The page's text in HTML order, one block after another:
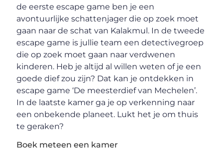
de eerste escape game ben je een
avontuurlijke schattenjager die op zoek moet
gaan naar de schat van Kalakmul. In de tweede
escape game is jullie team een detectivegroep
die op zoek moet gaan naar verdwenen
kinderen. Heb je altijd al willen weten of je een
goede dief zou zijn? Dat kan je ontdekken in
escape game ‘De meesterdief van Mechelen’.
In de laatste kamer ga je op verkenning naar
een onbekende planeet. Lukt het je om thuis
te geraken?
Boek meteen een kamer